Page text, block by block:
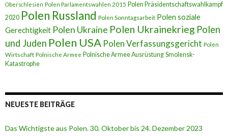
Oberschlesien Polen Parlamentswahlen 2015 Polen Präsidentschaftswahlkampf
2020 Polen Russland Polen Sonntagsarbeit Polen soziale
Gerechtigkeit Polen Ukraine Polen Ukrainekrieg Polen
und Juden Polen USA Polen Verfassungsgericht Polen
Wirtschaft Polnische Armee Polnische Armee Ausrüstung Smolensk-
Katastrophe
NEUESTE BEITRÄGE
Das Wichtigste aus Polen. 30. Oktober bis 24. Dezember 2023